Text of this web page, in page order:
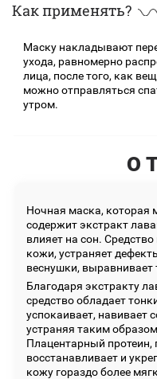
Как применять?
Маску накладывают
ухода, равномерно
лица, после того, как
можно отправляться
утром.
О
Ночная маска, которая
содержит экстракт
влияет на сон.
кожи, устраняет
веснушки, выравнивает
Благодаря экстракту
средство обладает
успокаивает, навивает
устраняя таким
Плацентарный протеин,
восстанавливает и
кожу гораздо более